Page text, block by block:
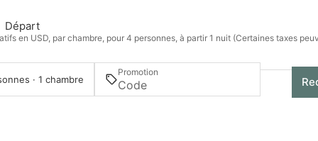
Départ
en USD, par chambre, pour 4 personnes, à partir 1 nuit (Certaines taxes
· 1 chambre
Promotion